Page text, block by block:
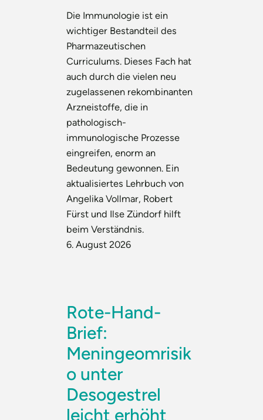
Die Immunologie ist ein
wichtiger Bestandteil des
Pharmazeutischen
Curriculums. Dieses Fach hat
auch durch die vielen neu
zugelassenen rekombinanten
Arzneistoffe, die in
pathologisch-
immunologische Prozesse
eingreifen, enorm an
Bedeutung gewonnen. Ein
aktualisiertes Lehrbuch von
Angelika Vollmar, Robert
Fürst und Ilse Zündorf hilft
beim Verständnis.
6. August 2026
Rote-Hand-
Brief:
Meningeomrisik
o unter
Desogestrel
leicht erhöht